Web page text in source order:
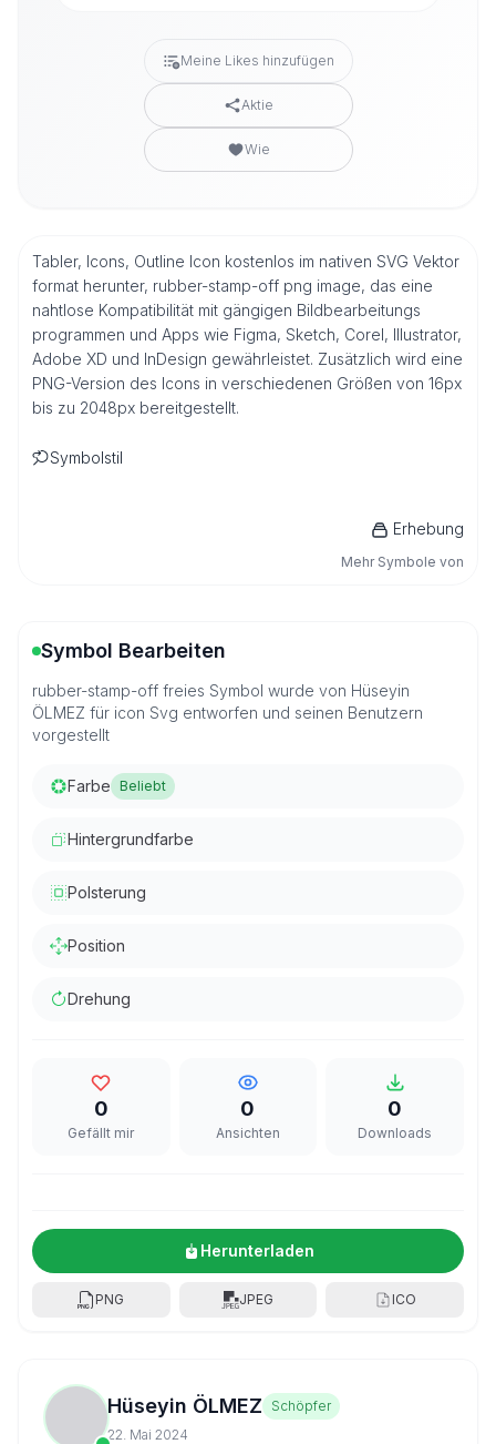
Meine Likes hinzufügen
Aktie
Wie
Tabler, Icons, Outline Icon kostenlos im nativen SVG Vektor
format herunter, rubber-stamp-off png image, das eine
nahtlose Kompatibilität mit gängigen Bildbearbeitungs
programmen und Apps wie Figma, Sketch, Corel, Illustrator,
Adobe XD und InDesign gewährleistet. Zusätzlich wird eine
PNG-Version des Icons in verschiedenen Größen von 16px
bis zu 2048px bereitgestellt.
Symbolstil
Erhebung
Mehr Symbole von
Symbol Bearbeiten
rubber-stamp-off freies Symbol wurde von Hüseyin
ÖLMEZ für icon Svg entworfen und seinen Benutzern
vorgestellt
Farbe Beliebt
Hintergrundfarbe
Polsterung
Position
Drehung
0
Gefällt mir
0
Ansichten
0
Downloads
Herunterladen
PNG JPEG ICO
Hüseyin ÖLMEZ
Schöpfer
22. Mai 2024